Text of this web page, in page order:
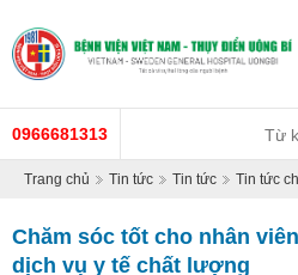
0966681313
Trang chủ Tin tức Tin tức Tin tức
Chăm sóc tốt cho nhân
dịch vụ y tế chất lượng